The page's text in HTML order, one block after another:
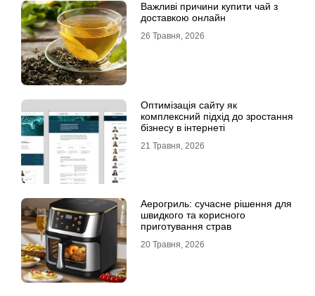
Важливі причини купити чай з
доставкою онлайн
26 Травня, 2026
Оптимізація сайту як
комплексний підхід до зростання
бізнесу в інтернеті
21 Травня, 2026
Аерогриль: сучасне рішення для
швидкого та корисного
приготування страв
20 Травня, 2026